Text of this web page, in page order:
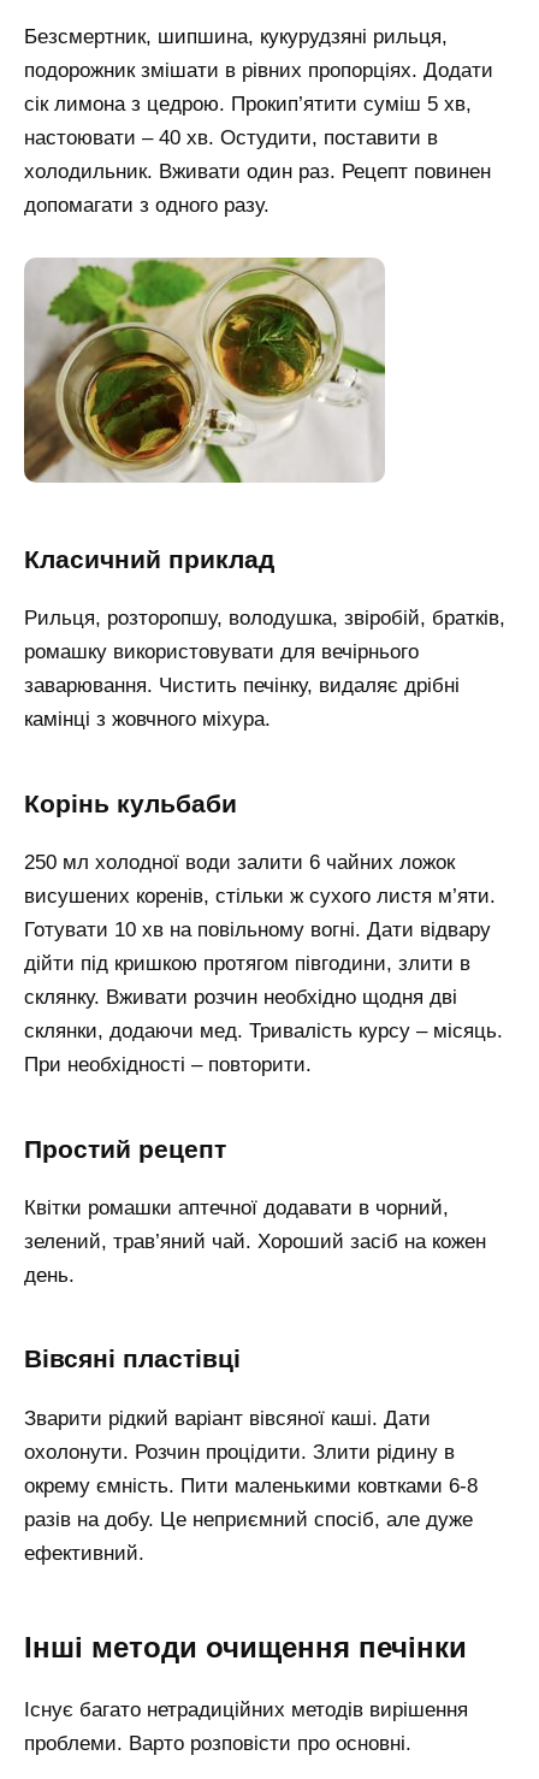
Безсмертник, шипшина, кукурудзяні рильця,
подорожник змішати в рівних пропорціях. Додати
сік лимона з цедрою. Прокип’ятити суміш 5 хв,
настоювати – 40 хв. Остудити, поставити в
холодильник. Вживати один раз. Рецепт повинен
допомагати з одного разу.
Класичний приклад
Рильця, розторопшу, володушка, звіробій, братків,
ромашку використовувати для вечірнього
заварювання. Чистить печінку, видаляє дрібні
камінці з жовчного міхура.
Корінь кульбаби
250 мл холодної води залити 6 чайних ложок
висушених коренів, стільки ж сухого листя м’яти.
Готувати 10 хв на повільному вогні. Дати відвару
дійти під кришкою протягом півгодини, злити в
склянку. Вживати розчин необхідно щодня дві
склянки, додаючи мед. Тривалість курсу – місяць.
При необхідності – повторити.
Простий рецепт
Квітки ромашки аптечної додавати в чорний,
зелений, трав’яний чай. Хороший засіб на кожен
день.
Вівсяні пластівці
Зварити рідкий варіант вівсяної каші. Дати
охолонути. Розчин процідити. Злити рідину в
окрему ємність. Пити маленькими ковтками 6-8
разів на добу. Це неприємний спосіб, але дуже
ефективний.
Інші методи очищення печінки
Існує багато нетрадиційних методів вирішення
проблеми. Варто розповісти про основні.